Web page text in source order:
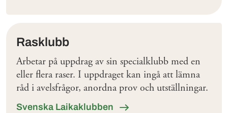
Rasklubb
Arbetar på uppdrag av sin specialklubb med en
eller flera raser. I uppdraget kan ingå att lämna
råd i avelsfrågor, anordna prov och utställningar.
Svenska Laikaklubben